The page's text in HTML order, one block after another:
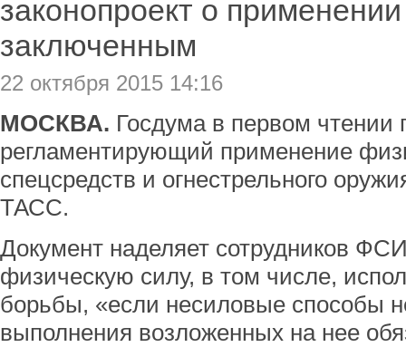
законопроект о
заключенным
22 октября 2015 14:16
МОСКВА. Госдума в первом чтении
регламентирующий применение
спецсредств и огнестрельного
ТАСС.
Документ наделяет сотрудников
физическую силу, в том числе,
борьбы, «если несиловые способы
выполнения возложенных на нее